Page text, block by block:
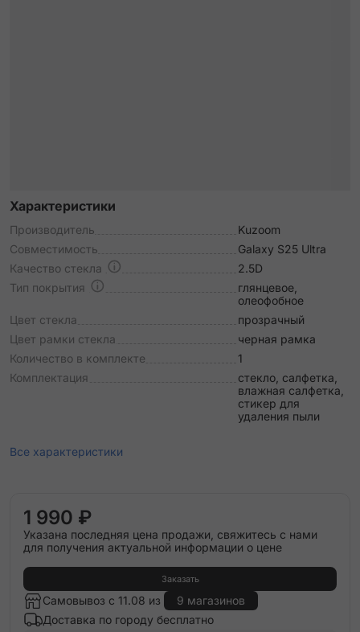
Характеристики
Производитель
Kuzoom
Совместимость
Galaxy S25 Ultra
Качество стекла
2.5D
Тип покрытия
глянцевое,
олеофобное
Цвет стекла
прозрачный
Цвет рамки стекла
черная рамка
Количество в комплекте
1
Комплектация
стекло, салфетка,
влажная салфетка,
стикер для
удаления пыли
Все характеристики
1 990 ₽
Указана последняя цена продажи, свяжитесь с нами
для получения актуальной информации о цене
Заказать
Самовывоз с 11.08 из
9 магазинов
Доставка по городу бесплатно